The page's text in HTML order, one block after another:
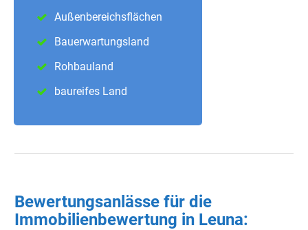
Außenbereichsflächen
Bauerwartungsland
Rohbauland
baureifes Land
Bewertungsanlässe für die
Immobilienbewertung in Leuna: